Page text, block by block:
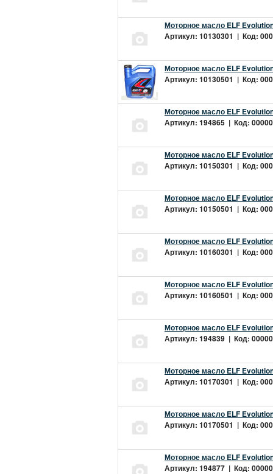
Моторное масло ELF
Артикул: 10130301 | Код:
Моторное масло ELF
Артикул: 10130501 | Код:
Моторное масло ELF
Артикул: 194865 | Код:
Моторное масло ELF
Артикул: 10150301 | Код:
Моторное масло ELF
Артикул: 10150501 | Код:
Моторное масло ELF
Артикул: 10160301 | Код:
Моторное масло ELF
Артикул: 10160501 | Код:
Моторное масло ELF
Артикул: 194839 | Код:
Моторное масло ELF
Артикул: 10170301 | Код:
Моторное масло ELF
Артикул: 10170501 | Код:
Моторное масло ELF
Артикул: 194877 | Код: